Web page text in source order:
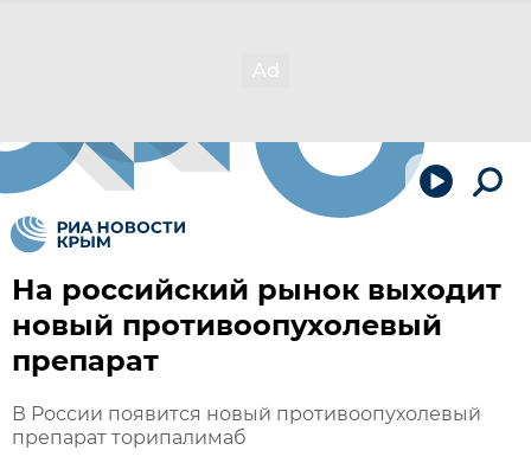
На российский рынок выходит
новый противоопухолевый
препарат
В России появится новый противоопухолевый
препарат торипалимаб